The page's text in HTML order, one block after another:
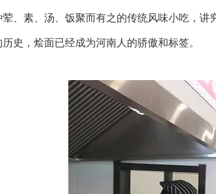
荤、素、汤、饭聚而有之的传统风味小吃，
历史，烩面已经成为河南人的骄傲和标签。